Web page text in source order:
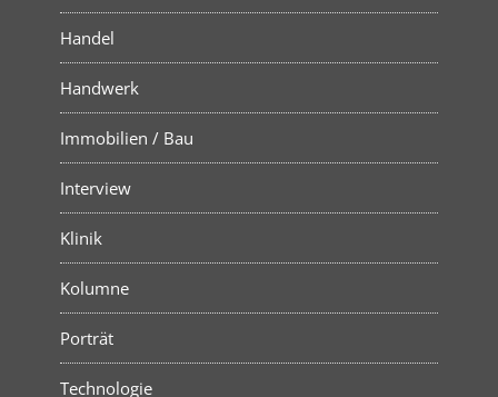
Handel
Handwerk
Immobilien / Bau
Interview
Klinik
Kolumne
Porträt
Technologie